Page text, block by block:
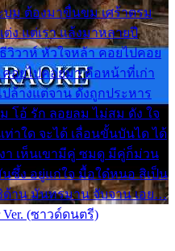
บม ต้องมาขื่นขม เศร้าตรม
ง แต่เรา แล้งมาหลายปี
วิวาห์ หัวใจหล้า คอยไปคอย
อยไปคอยมา คือหน้าที่เก่า
ล้างแต่จาน ดั่งถูกประหาร
โอ้ รัก ลอยลม ไม่สม ดัง ใจ
าใด จะได้ เลื่อนขั้นบันได ได้
า เห็นเขามีคู่ ซมดู มีคู่ก็ม่วน
ซึ้ง อยู่แก่ใจ มื้อใด๋หนอ สิเป็น
ด้าน มันทรมาน จับจาน เอย…
Ver. (ซาวด์ดนตรี)